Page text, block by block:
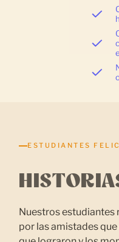
ESTUDIANTES
Nuestros estudiantes
por las amistades